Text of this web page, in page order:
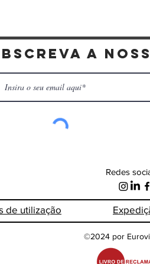
a
Redes
de utilização
©2024 por